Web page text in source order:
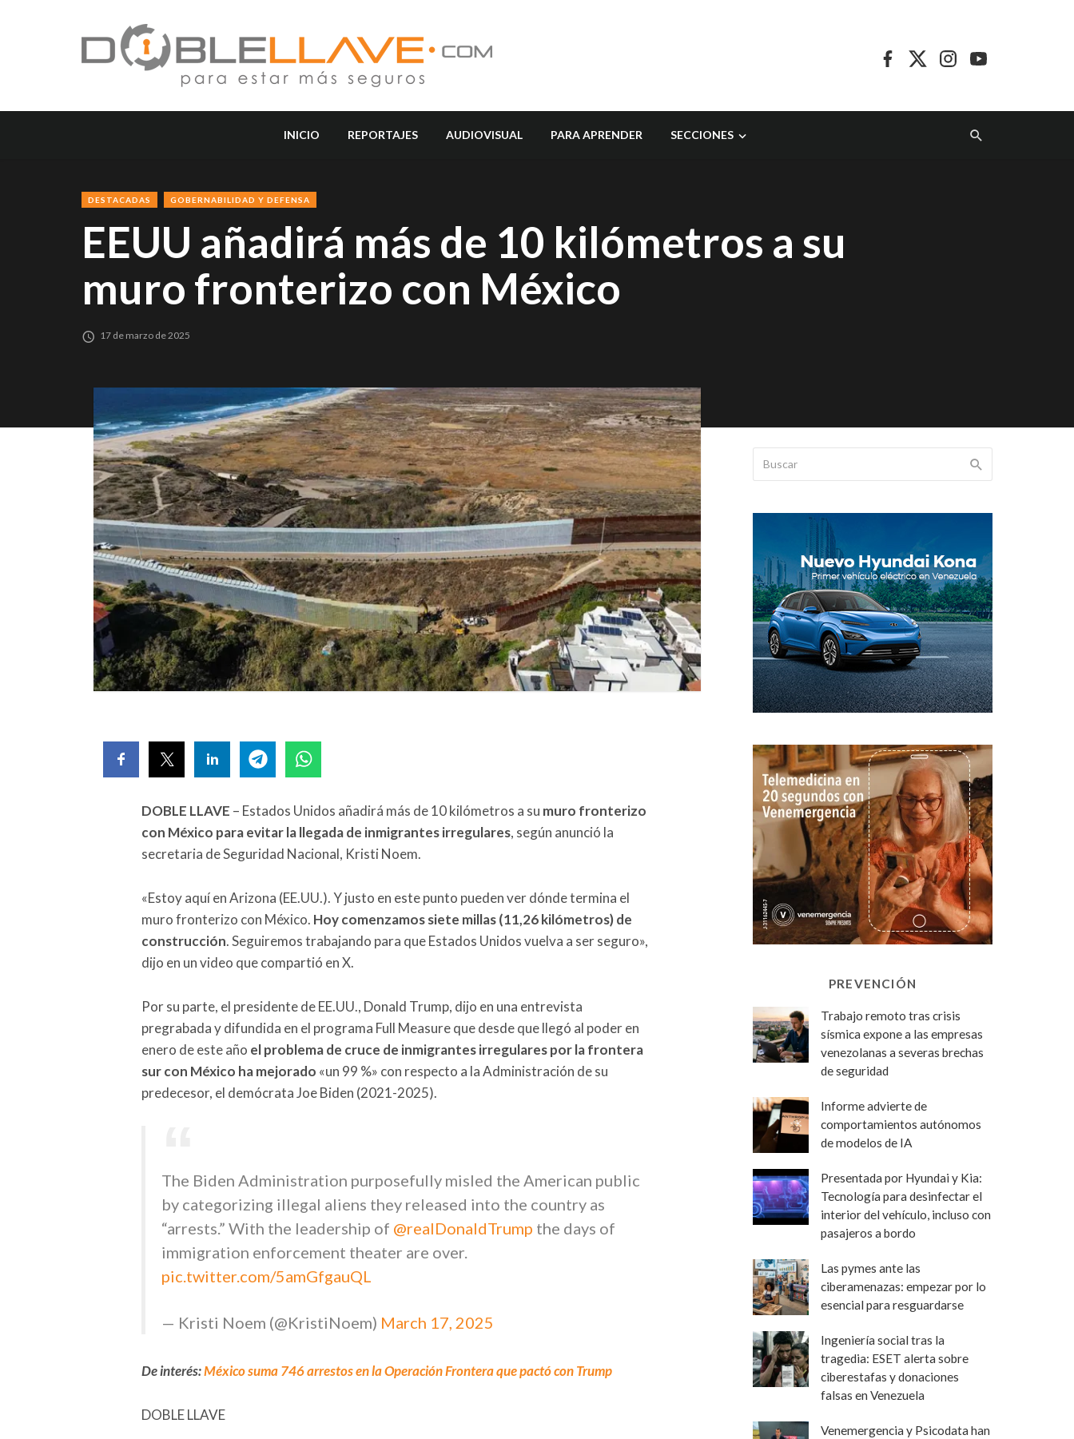
INICIO REPORTAJES AUDIOVISUAL PARA APRENDER SECCIONES
DESTACADAS GOBERNABILIDAD Y DEFENSA
EEUU añadirá más de 10 kilómetros a su
muro fronterizo con México
17 de marzo de 2025
DOBLE LLAVE – Estados Unidos añadirá más de 10 kilómetros a su muro fronterizo
con México para evitar la llegada de inmigrantes irregulares, según anunció la
secretaria de Seguridad Nacional, Kristi Noem.
«Estoy aquí en Arizona (EE.UU.). Y justo en este punto pueden ver dónde termina el
muro fronterizo con México. Hoy comenzamos siete millas (11,26 kilómetros) de
construcción. Seguiremos trabajando para que Estados Unidos vuelva a ser seguro»,
dijo en un video que compartió en X.
Por su parte, el presidente de EE.UU., Donald Trump, dijo en una entrevista
pregrabada y difundida en el programa Full Measure que desde que llegó al poder en
enero de este año el problema de cruce de inmigrantes irregulares por la frontera
sur con México ha mejorado «un 99 %» con respecto a la Administración de su
predecesor, el demócrata Joe Biden (2021-2025).
The Biden Administration purposefully misled the American public
by categorizing illegal aliens they released into the country as
“arrests.” With the leadership of @realDonaldTrump the days of
immigration enforcement theater are over.
pic.twitter.com/5amGfgauQL
— Kristi Noem (@KristiNoem) March 17, 2025
De interés:México suma 746 arrestos en la Operación Frontera que pactó con Trump
DOBLE LLAVE
PREVENCIÓN
Trabajo remoto tras crisis
sísmica expone a las empresas
venezolanas a severas brechas
de seguridad
Informe advierte de
comportamientos autónomos
de modelos de IA
Presentada por Hyundai y Kia:
Tecnología para desinfectar el
interior del vehículo, incluso con
pasajeros a bordo
Las pymes ante las
ciberamenazas: empezar por lo
esencial para resguardarse
Ingeniería social tras la
tragedia: ESET alerta sobre
ciberestafas y donaciones
falsas en Venezuela
Venemergencia y Psicodata han